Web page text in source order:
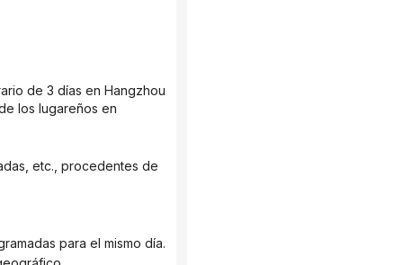
los lugareños en
para el mismo día.